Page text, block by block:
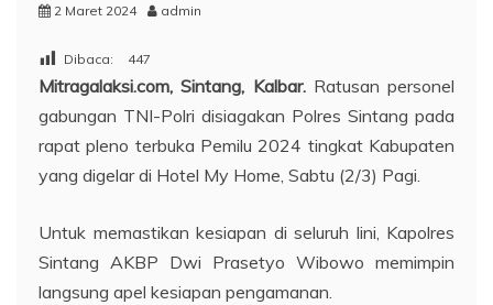
2 Maret 2024 admin
Dibaca: 447
Mitragalaksi.com, Sintang, Kalbar. Ratusan personel
gabungan TNI-Polri disiagakan Polres Sintang pada
rapat pleno terbuka Pemilu 2024 tingkat Kabupaten
yang digelar di Hotel My Home, Sabtu (2/3) Pagi.
Untuk memastikan kesiapan di seluruh lini, Kapolres
Sintang AKBP Dwi Prasetyo Wibowo memimpin
langsung apel kesiapan pengamanan.